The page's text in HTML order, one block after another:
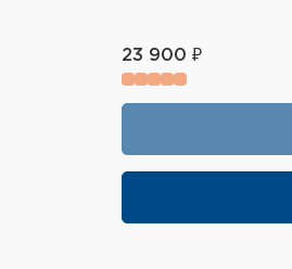
23 900 ₽